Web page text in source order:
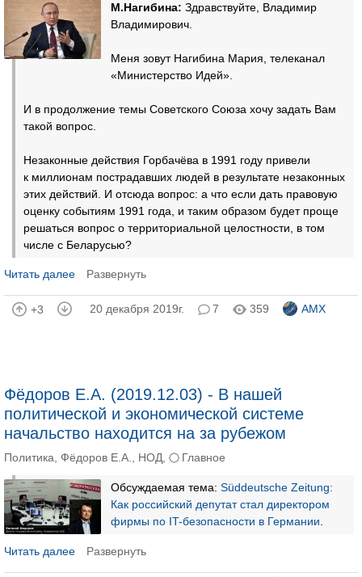
М.Нагибина: Здравствуйте, Владимир
Владимирович.
Меня зовут Нагибина Мария, телеканал
«Министерство Идей».
И в продолжение темы Советского Союза хочу задать Вам
такой вопрос.
Незаконные действия Горбачёва в 1991 году привели
к миллионам пострадавших людей в результате незаконных
этих действий. И отсюда вопрос: а что если дать правовую
оценку событиям 1991 года, и таким образом будет проще
решаться вопрос о территориальной целостности, в том
числе с Беларусью?
Читать далее Развернуть
+3 20 декабря 2019г. 7 359 AMX
Фёдоров Е.А. (2019.12.03) - В нашей
политической и экономической системе
начальство находится на за рубежом
Политика Фёдоров Е.А. НОД Главное
Обсуждаемая тема: Süddeutsche Zeitung:
Как российский депутат стал директором
фирмы по IT-безопасности в Германии
Читать далее Развернуть